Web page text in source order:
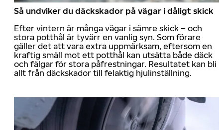
Så undviker du däckskador på vägar i dåligt skick
Efter vintern är många vägar i sämre skick – och
stora potthål är tyvärr en vanlig syn. Som förare
gäller det att vara extra uppmärksam, eftersom en
kraftig smäll mot ett potthål kan utsätta både däck
och fälgar för stora påfrestningar. Resultatet kan bli
allt från däckskador till felaktig hjulinställning.